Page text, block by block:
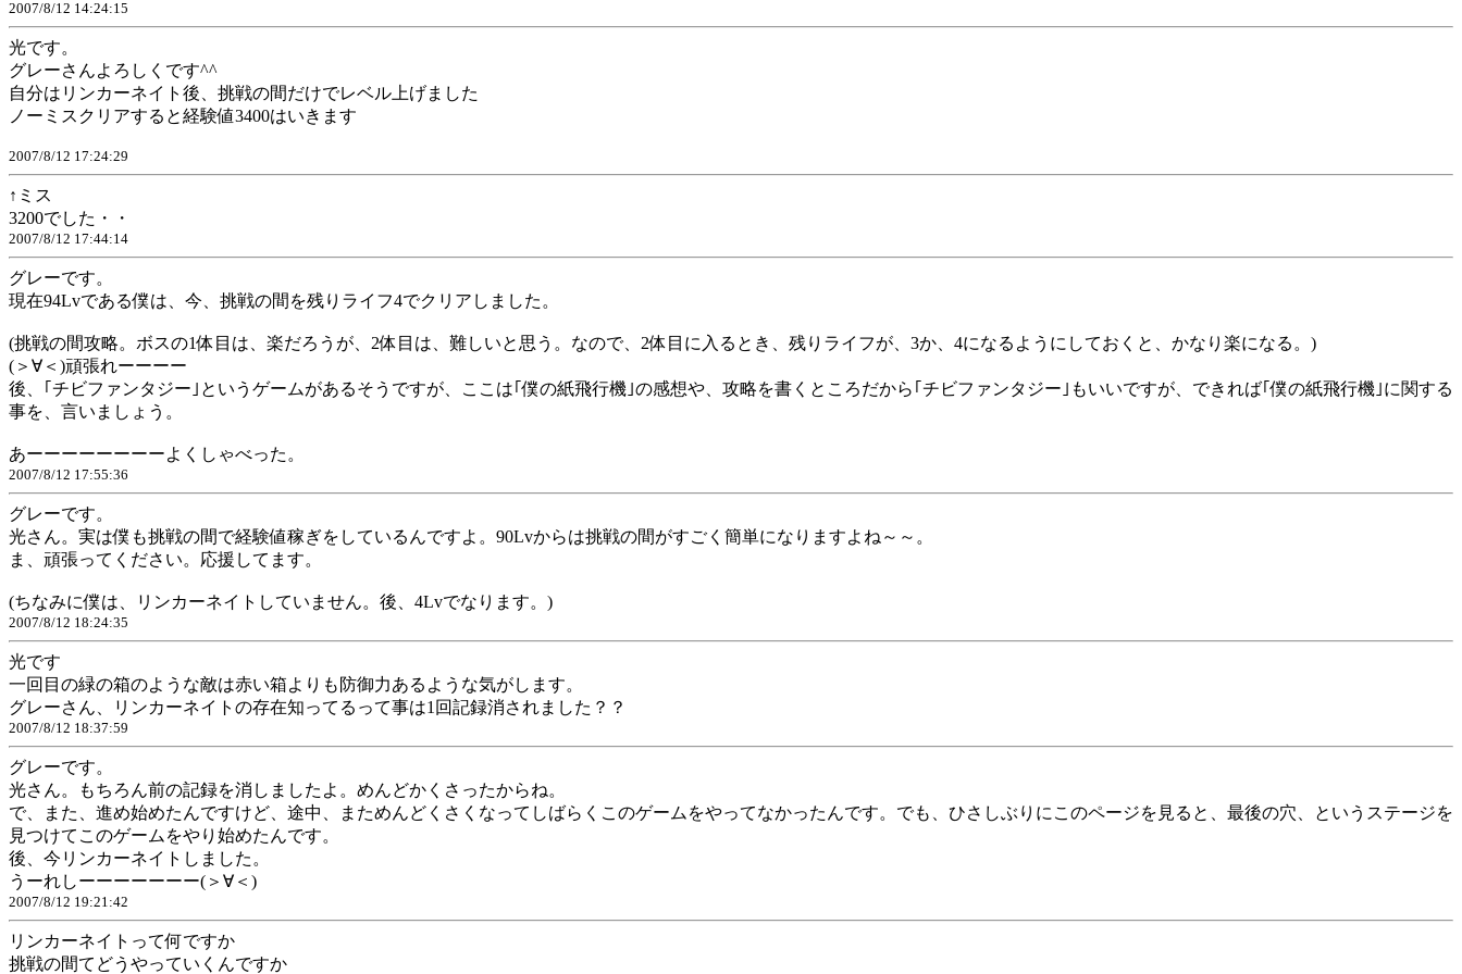
2007/8/12 14:24:15
光です。
グレーさんよろしくです^^
自分はリンカーネイト後、挑戦の間だけでレベル上げました
ノーミスクリアすると経験値3400はいきます
2007/8/12 17:24:29
↑ミス
3200でした・・
2007/8/12 17:44:14
グレーです。
現在94Lvである僕は、今、挑戦の間を残りライフ4でクリアしました。
(挑戦の間攻略。ボスの1体目は、楽だろうが、2体目は、難しいと思う。なので、2体目に入るとき、残りライフが、3か、4になるようにしておくと、かなり楽になる。)
(＞∀＜)頑張れーーーー
後、｢チビファンタジー｣というゲームがあるそうですが、ここは｢僕の紙飛行機｣の感想や、攻略を書くところだから｢チビファンタジー｣もいいですが、できれば｢僕の紙飛行機｣に関する
事を、言いましょう。
あーーーーーーーーよくしゃべった。
2007/8/12 17:55:36
グレーです。
光さん。実は僕も挑戦の間で経験値稼ぎをしているんですよ。90Lvからは挑戦の間がすごく簡単になりますよね～～。
ま、頑張ってください。応援してます。
(ちなみに僕は、リンカーネイトしていません。後、4Lvでなります。)
2007/8/12 18:24:35
光です
一回目の緑の箱のような敵は赤い箱よりも防御力あるような気がします。
グレーさん、リンカーネイトの存在知ってるって事は1回記録消されました？？
2007/8/12 18:37:59
グレーです。
光さん。もちろん前の記録を消しましたよ。めんどかくさったからね。
で、また、進め始めたんですけど、途中、まためんどくさくなってしばらくこのゲームをやってなかったんです。でも、ひさしぶりにこのページを見ると、最後の穴、というステージを
見つけてこのゲームをやり始めたんです。
後、今リンカーネイトしました。
うーれしーーーーーーー(＞∀＜)
2007/8/12 19:21:42
リンカーネイトって何ですか
挑戦の間てどうやっていくんですか